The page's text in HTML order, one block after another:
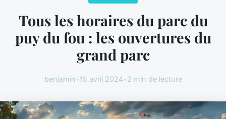
Tous les horaires du parc du
puy du fou : les ouvertures du
grand parc
benjamin•15 avril 2024•2 min de lecture